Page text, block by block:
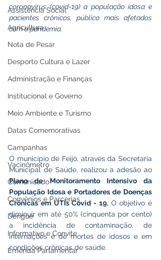
Assistência Social
Agricultura
Nota de Pesar
Desporto Cultura e Lazer
Administração e Finanças
Institucional e Governo
Meio Ambiente e Turismo
Datas Comemorativas
Campanhas
Vacinômetro
Comunicado
Convênios e Parcerias
Dengue
Informativo e Convite
Emenda Parlamentar
coronavírus (covid-19) a população idosa e
pacientes crônicos, público mais afetados
com a pandemia.
O município de Feijó, através da Secretaria
Plano de Monitoramento Intensivo da
População Idosa e Portadores de Doenças
Crônicas em UTIs Covid - 19. O objetivo é
diminuir em até 50% (cinquenta por cento)
a incidência de contaminação, de
internações e de mortes de idosos e em
condições crônicas de saúde.